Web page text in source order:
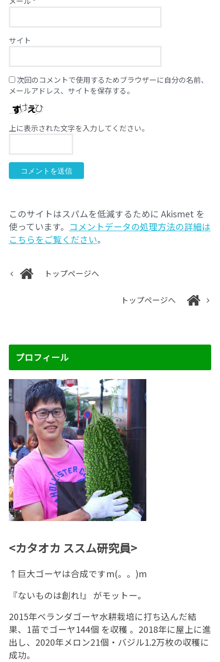
サイト
次回のコメントで使用するためブラウザーに自分の名前、
メールアドレス、サイトを保存する。
上に表示された文字を入力してください。
このサイトはスパムを低減するために Akismet を
使っています。 コメントデータの処理方法の詳細は
こちらをご覧ください。
トップページへ
トップページへ
プロフィール
<カタオカ ススム研究員>
↑巨大ゴーヤは合成ですm(。。)m
『ないものは創れ!』 がモットー。
2015年ベランダゴーヤ水耕栽培に打ち込んだ結
果、1苗でゴーヤ144個 を収穫 。2018年に屋上に進
出し、2020年メロン21個・バジル1.2万枚の収穫に
成功。